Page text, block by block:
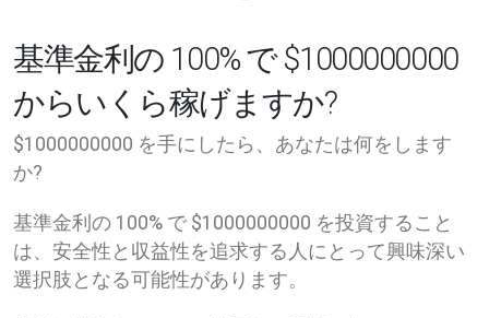
基準金利の 100% で $1000000000
からいくら稼げますか?
$1000000000 を手にしたら、あなたは何をします
か?
基準金利の 100% で $1000000000 を投資すること
は、安全性と収益性を追求する人にとって興味深い
選択肢となる可能性があります。